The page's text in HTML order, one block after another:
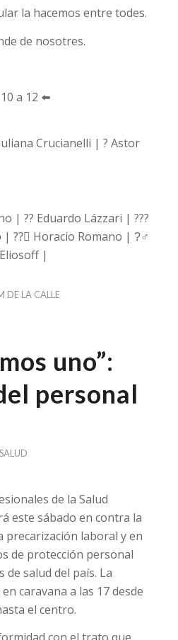
la hacemos entre todes.
de nosotres.
a 12 ⬅️
Crucianelli | ? Astor
| ?‍? Eduardo Lázzari | ??‍?
| ??‍⚕‍ Horacio Romano | ?‍♂‍
|
DE LA CALLE
uno”:
personal
SALUD
de la Salud
este sábado en contra la
precarización laboral y en
de protección personal
salud del país. La
caravana a las 17 desde
el centro.